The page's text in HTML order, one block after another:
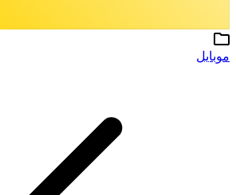
موبایل